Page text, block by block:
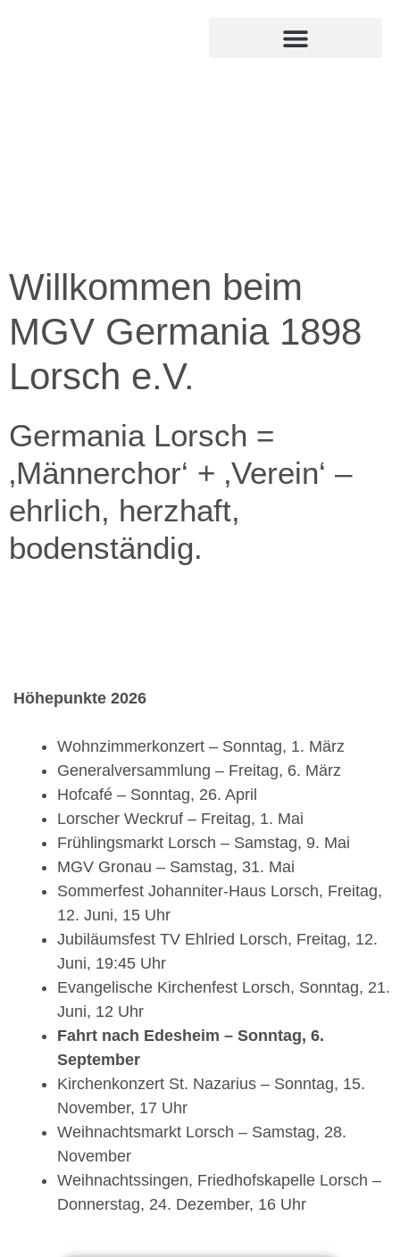
Willkommen beim
MGV Germania 1898
Lorsch e.V.
Germania Lorsch =
‚Männerchor‘ + ‚Verein‘ –
ehrlich, herzhaft,
bodenständig.
Höhepunkte 2026
Wohnzimmerkonzert – Sonntag, 1. März
Generalversammlung – Freitag, 6. März
Hofcafé – Sonntag, 26. April
Lorscher Weckruf – Freitag, 1. Mai
Frühlingsmarkt Lorsch – Samstag, 9. Mai
MGV Gronau – Samstag, 31. Mai
Sommerfest Johanniter-Haus Lorsch, Freitag,
12. Juni, 15 Uhr
Jubiläumsfest TV Ehlried Lorsch, Freitag, 12.
Juni, 19:45 Uhr
Evangelische Kirchenfest Lorsch, Sonntag, 21.
Juni, 12 Uhr
Fahrt nach Edesheim – Sonntag, 6.
September
Kirchenkonzert St. Nazarius – Sonntag, 15.
November, 17 Uhr
Weihnachtsmarkt Lorsch – Samstag, 28.
November
Weihnachtssingen, Friedhofskapelle Lorsch –
Donnerstag, 24. Dezember, 16 Uhr